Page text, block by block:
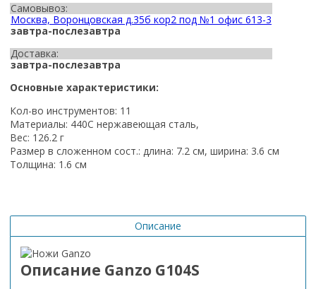
Самовывоз:
Москва, Воронцовская д.35б кор2 под №1 офис 613-3
завтра-послезавтра
Доставка:
завтра-послезавтра
Основные характеристики:
Кол-во инструментов: 11
Материалы: 440C нержавеющая сталь,
Вес: 126.2 г
Размер в сложенном сост.: длина: 7.2 см, ширина: 3.6 см
Толщина: 1.6 см
Описание
Описание Ganzo G104S